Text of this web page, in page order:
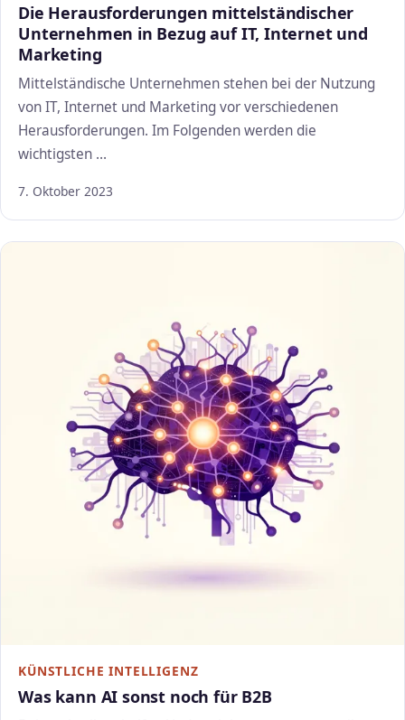
Die Herausforderungen mittelständischer
Unternehmen in Bezug auf IT, Internet und
Marketing
Mittelständische Unternehmen stehen bei der Nutzung
von IT, Internet und Marketing vor verschiedenen
Herausforderungen. Im Folgenden werden die
wichtigsten …
7. Oktober 2023
KÜNSTLICHE INTELLIGENZ
Was kann AI sonst noch für B2B